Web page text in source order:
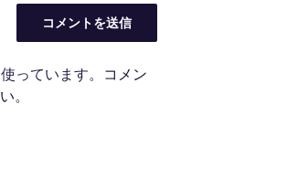
っています。
コメン
。